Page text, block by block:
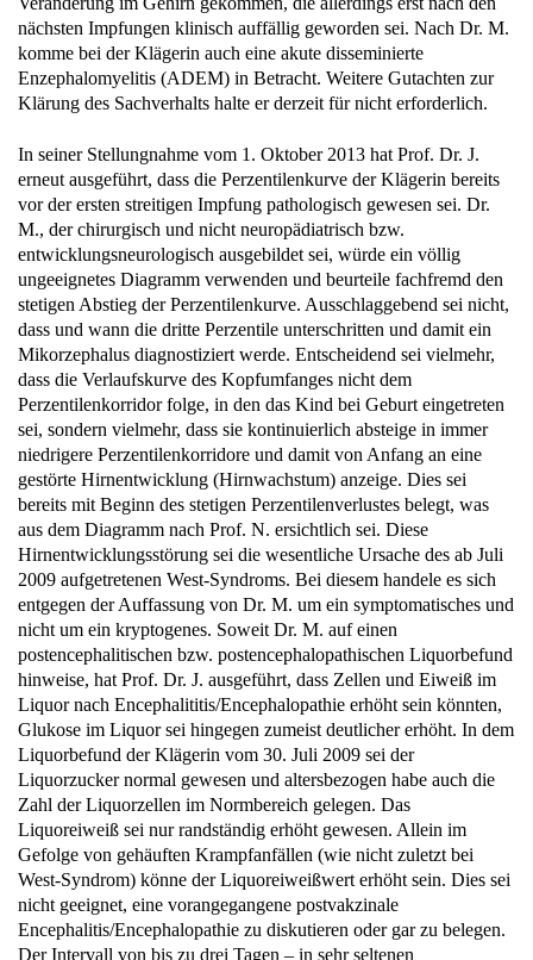
komme bei der Klägerin auch eine akute disseminierte
Enzephalomyelitis (ADEM) in Betracht. Weitere Gutachten zur
Klärung des Sachverhalts halte er derzeit für nicht erforderlich.
erneut ausgeführt, dass die Perzentilenkurve der Klägerin bereits
vor der ersten streitigen Impfung pathologisch gewesen sei. Dr.
M., der chirurgisch und nicht neuropädiatrisch bzw.
entwicklungsneurologisch ausgebildet sei, würde ein völlig
ungeeignetes Diagramm verwenden und beurteile fachfremd den
stetigen Abstieg der Perzentilenkurve. Ausschlaggebend sei nicht,
dass und wann die dritte Perzentile unterschritten und damit ein
Mikorzephalus diagnostiziert werde. Entscheidend sei vielmehr,
dass die Verlaufskurve des Kopfumfanges nicht dem
Perzentilenkorridor folge, in den das Kind bei Geburt eingetreten
sei, sondern vielmehr, dass sie kontinuierlich absteige in immer
niedrigere Perzentilenkorridore und damit von Anfang an eine
gestörte Hirnentwicklung (Hirnwachstum) anzeige. Dies sei
bereits mit Beginn des stetigen Perzentilenverlustes belegt, was
aus dem Diagramm nach Prof. N. ersichtlich sei. Diese
Hirnentwicklungsstörung sei die wesentliche Ursache des ab Juli
2009 aufgetretenen West-Syndroms. Bei diesem handele es sich
entgegen der Auffassung von Dr. M. um ein symptomatisches und
nicht um ein kryptogenes. Soweit Dr. M. auf einen
postencephalitischen bzw. postencephalopathischen Liquorbefund
hinweise, hat Prof. Dr. J. ausgeführt, dass Zellen und Eiweiß im
Liquor nach Encephalititis/Encephalopathie erhöht sein könnten,
Glukose im Liquor sei hingegen zumeist deutlicher erhöht. In dem
Liquorbefund der Klägerin vom 30. Juli 2009 sei der
Liquorzucker normal gewesen und altersbezogen habe auch die
Zahl der Liquorzellen im Normbereich gelegen. Das
Liquoreiweiß sei nur randständig erhöht gewesen. Allein im
Gefolge von gehäuften Krampfanfällen (wie nicht zuletzt bei
West-Syndrom) könne der Liquoreiweißwert erhöht sein. Dies sei
nicht geeignet, eine vorangegangene postvakzinale
Encephalitis/Encephalopathie zu diskutieren oder gar zu belegen.
Der Intervall von bis zu drei Tagen – in sehr seltenen
Ausnahmefällen bis zu sieben Tagen – bei neurologischen